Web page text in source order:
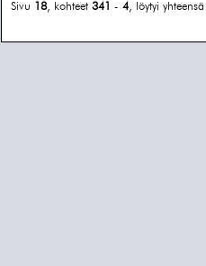
Sivu 18, kohteet 341 - 4, löytyi